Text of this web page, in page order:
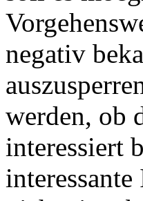
negativ
werden, ob
interessiert